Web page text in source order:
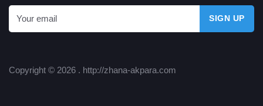
Copyright © 2026 . http://zhana-akpara.com